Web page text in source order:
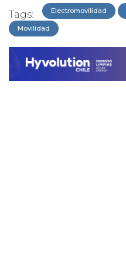
Tags: Electromovilidad
Movilidad